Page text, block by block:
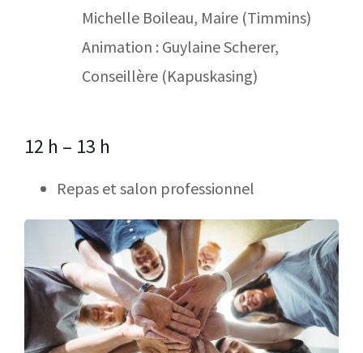
Michelle Boileau, Maire (Timmins)
Animation : Guylaine Scherer,
Conseillère (Kapuskasing)
12 h – 13 h
Repas et salon professionnel